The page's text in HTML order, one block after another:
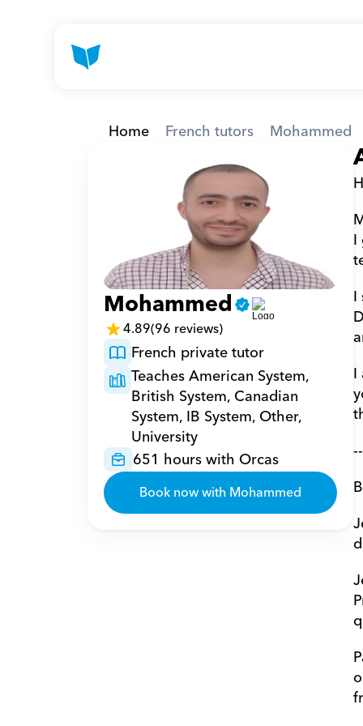
Home French tutors Mohammed
Mohammed
4.89(96 reviews)
French private tutor
Teaches American System,
British System, Canadian
System, IB System, Other,
University
651 hours with Orcas
Book now with Mohammed
I
I
I